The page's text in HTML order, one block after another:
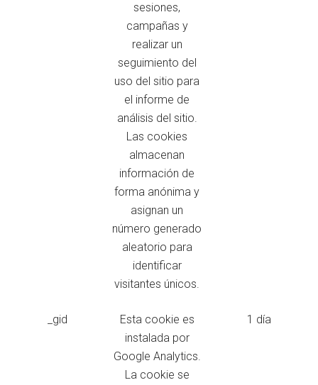
sesiones,
campañas y
realizar un
seguimiento del
uso del sitio para
el informe de
análisis del sitio.
Las cookies
almacenan
información de
forma anónima y
asignan un
número generado
aleatorio para
identificar
visitantes únicos.
_gid
Esta cookie es
instalada por
Google Analytics.
La cookie se
1 día